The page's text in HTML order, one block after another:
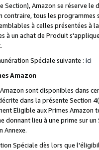
Section), Amazon se réserve
contraire, tous les
à celles présentées à
à un achat de Produit
Spéciale suivante : ici
Amazon
sont disponibles dans
dans la présente Section
Eligible aux Primes Amazon
donnant lieu à une prime sur
Annexe.
Spéciale dès lors que